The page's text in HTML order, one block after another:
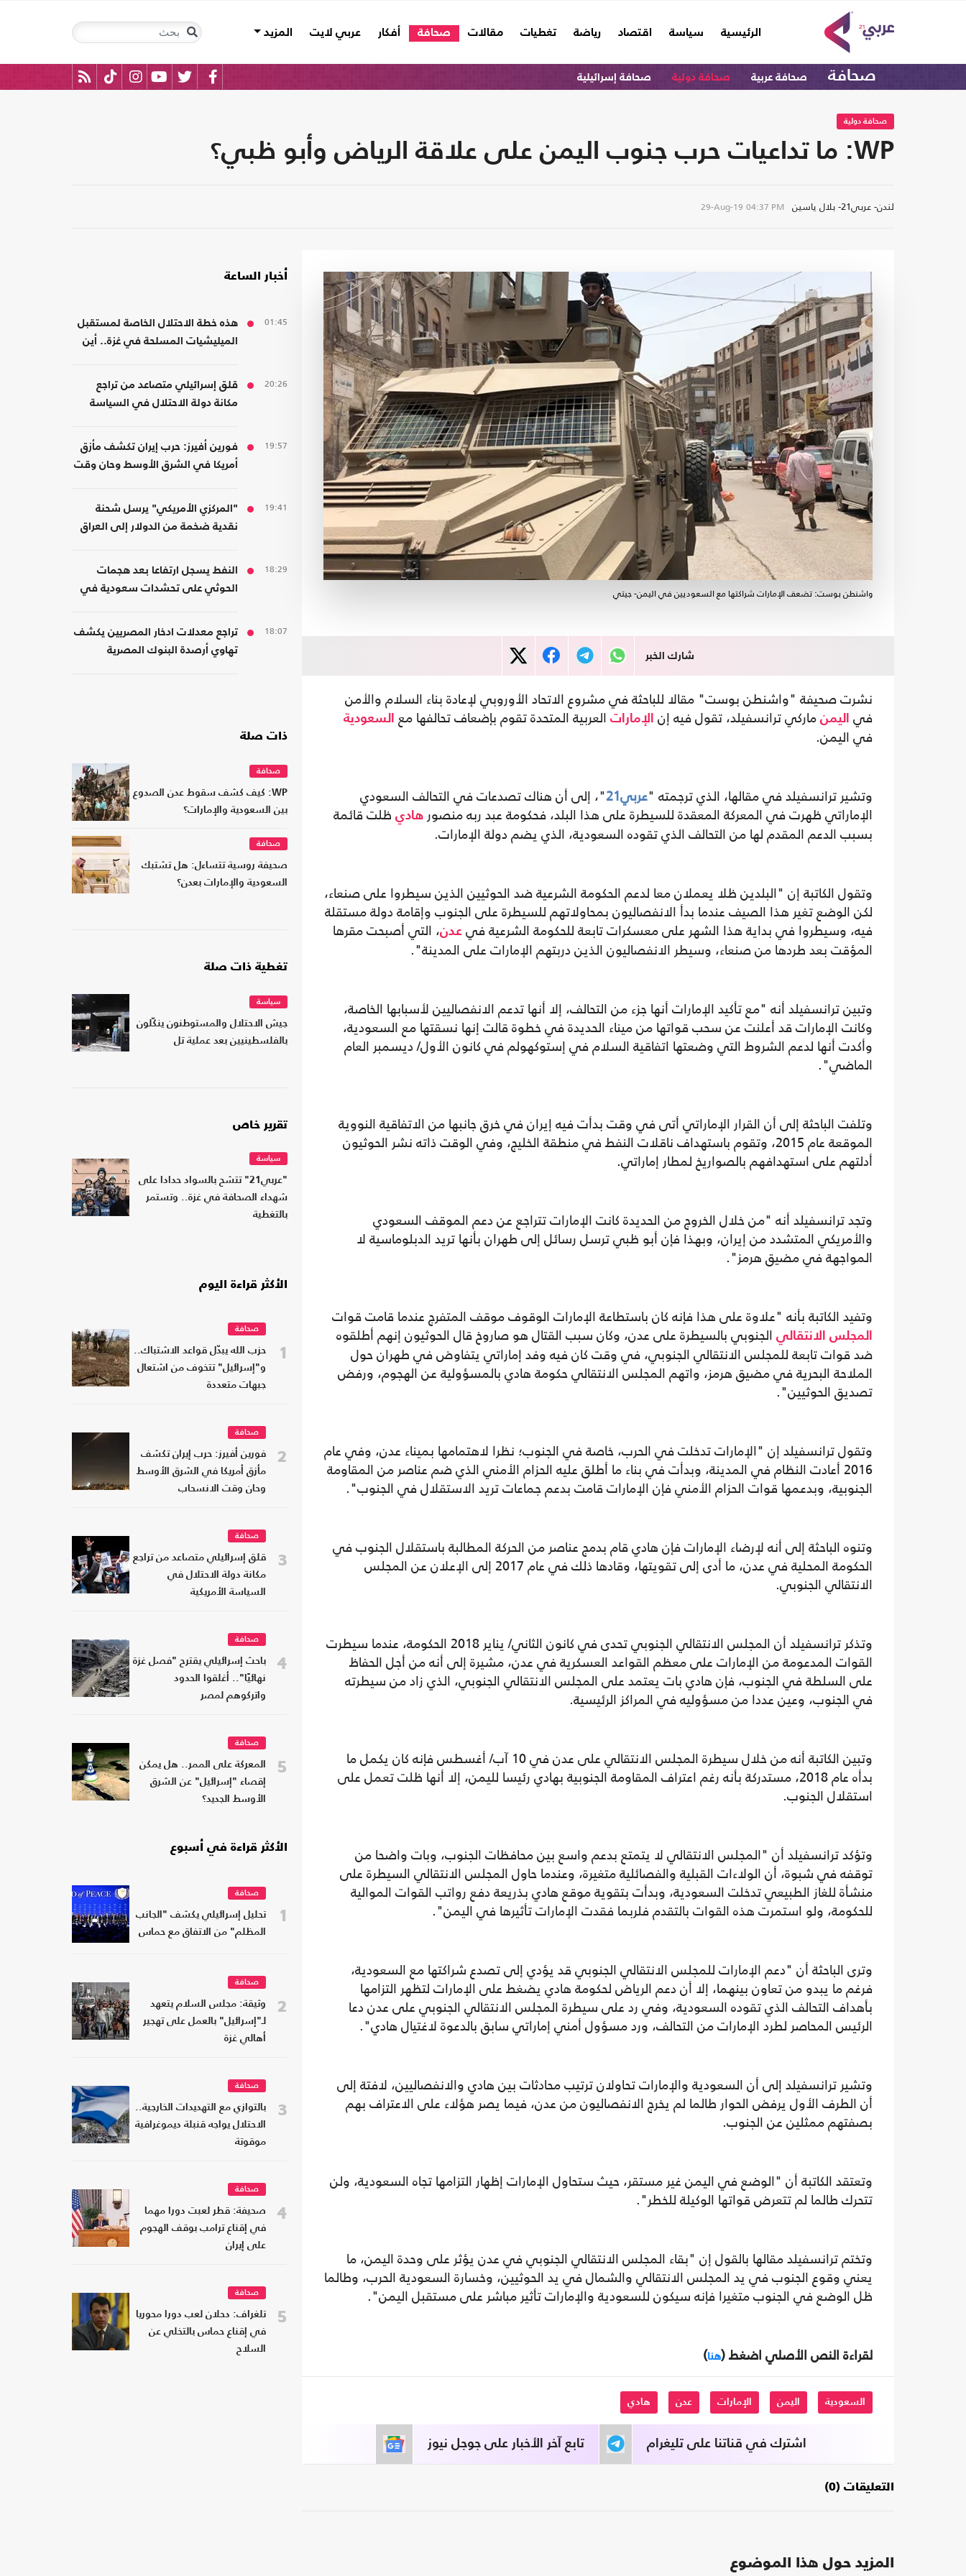
الرئيسية
(current) سياسة اقتصاد رياضة تغطيات مقالات صحافة أفكار عربي لايت المزيد
صحافة صحافة عربية صحافة دولية صحافة إسرائيلية
صحافة دولية
WP: ما تداعيات حرب جنوب اليمن على علاقة الرياض وأبو ظبي؟
لندن- عربي21- بلال ياسين 29-Aug-19 04:37 PM
واشنطن بوست: تضعف الإمارات شراكتها مع السعوديين في اليمن- جيتي
شارك الخبر
نشرت صحيفة "واشنطن بوست" مقالا للباحثة في مشروع الاتحاد الأوروبي لإعادة بناء السلام والأمن
في
اليمن ماركي ترانسفيلد، تقول فيه إن الإمارات العربية المتحدة تقوم بإضعاف تحالفها مع السعودية
في اليمن.
وتشير ترانسفيلد في مقالها، الذي ترجمته "عربي21
"، إلى أن هناك تصدعات في التحالف السعودي
الإماراتي ظهرت في المعركة المعقدة للسيطرة على هذا البلد، فحكومة عبد ربه منصور هادي ظلت قائمة
بسبب الدعم المقدم لها من التحالف الذي تقوده السعودية، الذي يضم دولة الإمارات.
وتقول الكاتبة إن "البلدين ظلا يعملان معا لدعم الحكومة الشرعية ضد الحوثيين الذين سيطروا على صنعاء،
لكن الوضع تغير هذا الصيف عندما بدأ الانفصاليون بمحاولاتهم للسيطرة على الجنوب وإقامة دولة مستقلة
فيه، وسيطروا في بداية هذا الشهر على معسكرات تابعة للحكومة الشرعية في عدن، التي أصبحت مقرها
المؤقت بعد طردها من صنعاء، وسيطر الانفصاليون الذين دربتهم الإمارات على المدينة".
وتبين ترانسفيلد أنه "مع تأكيد الإمارات أنها جزء من التحالف، إلا أنها تدعم الانفصاليين لأسبابها الخاصة،
وكانت الإمارات قد أعلنت عن سحب قواتها من ميناء الحديدة في خطوة قالت إنها نسقتها مع السعودية،
وأكدت أنها لدعم الشروط التي وضعتها اتفاقية السلام في إستوكهولم في كانون الأول/ ديسمبر العام
الماضي".
وتلفت الباحثة إلى أن القرار الإماراتي أتى في وقت بدأت فيه إيران في خرق جانبها من الاتفاقية النووية
الموقعة عام 2015، وتقوم باستهداف ناقلات النفط في منطقة الخليج، وفي الوقت ذاته نشر الحوثيون
أدلتهم على استهدافهم بالصواريخ لمطار إماراتي.
وتجد ترانسفيلد أنه "من خلال الخروج من الحديدة كانت الإمارات تتراجع عن دعم الموقف السعودي
والأمريكي المتشدد من إيران، وبهذا فإن أبو ظبي ترسل رسائل إلى طهران بأنها تريد الدبلوماسية لا
المواجهة في مضيق هرمز".
وتفيد الكاتبة بأنه "علاوة على هذا فإنه كان باستطاعة الإمارات الوقوف موقف المتفرج عندما قامت قوات
المجلس الانتقالي الجنوبي بالسيطرة على عدن، وكان سبب القتال هو صاروخ قال الحوثيون إنهم أطلقوه
ضد قوات تابعة للمجلس الانتقالي الجنوبي، في وقت كان فيه وفد إماراتي يتفاوض في طهران حول
الملاحة البحرية في مضيق هرمز، واتهم المجلس الانتقالي حكومة هادي بالمسؤولية عن الهجوم، ورفض
تصديق الحوثيين".
وتقول ترانسفيلد إن "الإمارات تدخلت في الحرب، خاصة في الجنوب؛ نظرا لاهتمامها بميناء عدن، وفي عام
2016 أعادت النظام في المدينة، وبدأت في بناء ما أطلق عليه الحزام الأمني الذي ضم عناصر من المقاومة
الجنوبية، وبدعمها قوات الحزام الأمني فإن الإمارات قامت بدعم جماعات تريد الاستقلال في الجنوب".
وتنوه الباحثة إلى أنه لإرضاء الإمارات فإن هادي قام بدمج عناصر من الحركة المطالبة باستقلال الجنوب في
الحكومة المحلية في عدن، ما أدى إلى تقويتها، وقادها ذلك في عام 2017 إلى الإعلان عن المجلس
الانتقالي الجنوبي.
وتذكر ترانسفيلد أن المجلس الانتقالي الجنوبي تحدى في كانون الثاني/ يناير 2018 الحكومة، عندما سيطرت
القوات المدعومة من الإمارات على معظم القواعد العسكرية في عدن، مشيرة إلى أنه من أجل الحفاظ
على السلطة في الجنوب، فإن هادي بات يعتمد على المجلس الانتقالي الجنوبي، الذي زاد من سيطرته
في الجنوب، وعين عددا من مسؤوليه في المراكز الرئيسية.
وتبين الكاتبة أنه من خلال سيطرة المجلس الانتقالي على عدن في 10 آب/ أغسطس فإنه كان يكمل ما
بدأه عام 2018، مستدركة بأنه رغم اعتراف المقاومة الجنوبية بهادي رئيسا لليمن، إلا أنها ظلت تعمل على
استقلال الجنوب.
وتؤكد ترانسفيلد أن "المجلس الانتقالي لا يتمتع بدعم واسع بين محافظات الجنوب، وبات واضحا من
توقفه في شبوة، أن الولاءات القبلية والفصائلية متغيرة، وعندما حاول المجلس الانتقالي السيطرة على
منشأة للغاز الطبيعي تدخلت السعودية، وبدأت بتقوية موقع هادي بذريعة دفع رواتب القوات الموالية
للحكومة، ولو استمرت هذه القوات بالتقدم فلربما فقدت الإمارات تأثيرها في اليمن".
وترى الباحثة أن "دعم الإمارات للمجلس الانتقالي الجنوبي قد يؤدي إلى تصدع شراكتها مع السعودية،
فرغم ما يبدو من تعاون بينهما، إلا أن دعم الرياض لحكومة هادي يضغط على الإمارات لتظهر التزامها
بأهداف التحالف الذي تقوده السعودية، وفي رد على سيطرة المجلس الانتقالي الجنوبي على عدن دعا
الرئيس المحاصر لطرد الإمارات من التحالف، ورد مسؤول أمني إماراتي سابق بالدعوة لاغتيال هادي".
وتشير ترانسفيلد إلى أن السعودية والإمارات تحاولان ترتيب محادثات بين هادي والانفصاليين، لافتة إلى
أن الطرف الأول يرفض الحوار طالما لم يخرج الانفصاليون من عدن، فيما يصر هؤلاء على الاعتراف بهم
بصفتهم ممثلين عن الجنوب.
وتعتقد الكاتبة أن "الوضع في اليمن غير مستقر، حيث ستحاول الإمارات إظهار التزامها تجاه السعودية، ولن
تتحرك طالما لم تتعرض قواتها الوكيلة للخطر".
وتختم ترانسفيلد مقالها بالقول إن "بقاء المجلس الانتقالي الجنوبي في عدن يؤثر على وحدة اليمن، ما
يعني وقوع الجنوب في يد المجلس الانتقالي والشمال في يد الحوثيين، وخسارة السعودية الحرب، وطالما
ظل الوضع في الجنوب متغيرا فإنه سيكون للسعودية والإمارات تأثير مباشر على مستقبل اليمن".
لقراءة النص الأصلي اضغط (هنا)
السعودية اليمن الإمارات عدن هادي
تابع آخر الأخبار على جوجل نيوز اشترك في قناتنا على تليغرام
التعليقات (0)
المزيد حول هذا الموضوع
أخبار الساعة
01:45
هذه خطة الاحتلال الخاصة لمستقبل
الميليشيات المسلحة في غزة.. أين
20:26
قلق إسرائيلي متصاعد من تراجع
مكانة دولة الاحتلال في السياسة
19:57
فورين أفيرز: حرب إيران تكشف مأزق
أمريكا في الشرق الأوسط وحان وقت
19:41
"المركزي الأمريكي" يرسل شحنة
نقدية ضخمة من الدولار إلى العراق
18:29
النفط يسجل ارتفاعا بعد هجمات
الحوثي على تحشدات سعودية في
18:07
تراجع معدلات ادخار المصريين يكشف
تهاوي أرصدة البنوك المصرية
ذات صلة
صحافة
WP: كيف كشف سقوط عدن الصدوع
بين السعودية والإمارات؟
صحافة
صحيفة روسية تتساءل: هل تشتبك
السعودية والإمارات بعدن؟
تغطية ذات صلة
سياسة
جيش الاحتلال والمستوطنون ينكّلون
بالفلسطينيين بعد عملية تل
تقرير خاص
سياسة
"عربي21" تتشح بالسواد حدادا على
شهداء الصحافة في غزة.. وتستمر
بالتغطية
الأكثر قراءة اليوم
1
صحافة
حزب الله يبدّل قواعد الاشتباك..
و"إسرائيل" تتخوف من اشتعال
جبهات متعددة
2
صحافة
فورين أفيرز: حرب إيران تكشف
مأزق أمريكا في الشرق الأوسط
وحان وقت الانسحاب
3
صحافة
قلق إسرائيلي متصاعد من تراجع
مكانة دولة الاحتلال في
السياسة الأمريكية
4
صحافة
باحث إسرائيلي يقترح "فصل غزة
نهائيًا".. أغلقوا الحدود
واتركوهم لمصر
5
صحافة
المعركة على الممر.. هل يمكن
إقصاء "إسرائيل" عن الشرق
الأوسط الجديد؟
الأكثر قراءة في أسبوع
1
صحافة
تحليل إسرائيلي يكشف "الجانب
المظلم" من الاتفاق مع حماس
2
صحافة
وثيقة: مجلس السلام يتعهد
لـ"إسرائيل" بالعمل على تهجير
أهالي غزة
3
صحافة
بالتوازي مع التهديدات الخارجية..
الاحتلال يواجه قنبلة ديموغرافية
موقوتة
4
صحافة
صحيفة: قطر لعبت دورا مهما
في إقناع ترامب بوقف الهجوم
على إيران
5
صحافة
تلغراف: دحلان لعب دورا محوريا
في إقناع حماس بالتخلي عن
السلاح